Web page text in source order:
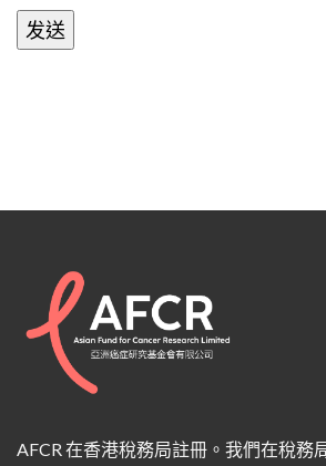
AFCR 在香港稅務局註冊。我們在稅務